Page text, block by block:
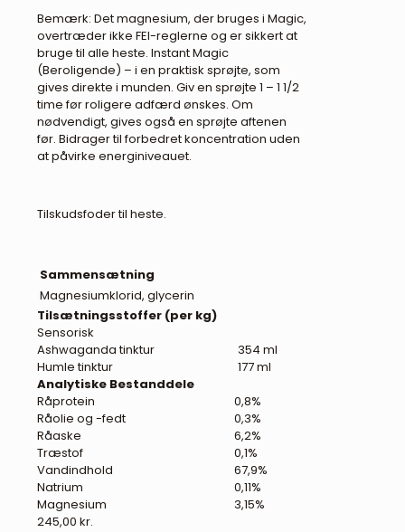
Bemærk: Det magnesium, der bruges i Magic,
overtræder ikke FEI-reglerne og er sikkert at
bruge til alle heste. Instant Magic
(Beroligende) – i en praktisk sprøjte, som
gives direkte i munden. Giv en sprøjte 1 – 1 1/2
time før roligere adfærd ønskes. Om
nødvendigt, gives også en sprøjte aftenen
før. Bidrager til forbedret koncentration uden
at påvirke energiniveauet.
Tilskudsfoder til heste.
Sammensætning
Magnesiumklorid, glycerin
Tilsætningsstoffer (per kg)
Sensorisk
Ashwaganda tinktur
354 ml
Humle tinktur
177 ml
Analytiske Bestanddele
Råprotein
0,8%
Råolie og -fedt
0,3%
Råaske
6,2%
Træstof
0,1%
Vandindhold
67,9%
Natrium
0,11%
Magnesium
3,15%
245,00 kr.